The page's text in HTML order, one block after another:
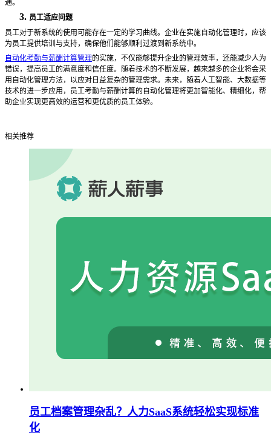
通。
3. 员工适应问题
员工对于新系统的使用可能存在一定的学习曲线。企业在实施自动化管理时，应该
为员工提供培训与支持，确保他们能够顺利过渡到新系统中。
自动化考勤与薪酬计算管理的实施，不仅能够提升企业的管理效率，还能减少人为
错误，提高员工的满意度和信任度。随着技术的不断发展，越来越多的企业将会采
用自动化管理方法，以应对日益复杂的管理需求。未来，随着人工智能、大数据等
技术的进一步应用，员工考勤与薪酬计算的自动化管理将更加智能化、精细化，帮
助企业实现更高效的运营和更优质的员工体验。
相关推荐
员工档案管理杂乱？人力SaaS系统轻松实现标准
化